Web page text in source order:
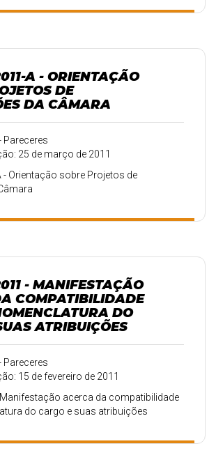
A - ORIENTAÇÃO
DE
DA CÂMARA
Pareceres
25 de março de 2011
- Orientação sobre Projetos de
- MANIFESTAÇÃO
COMPATIBILIDADE
DO
ATRIBUIÇÕES
Pareceres
15 de fevereiro de 2011
acerca da compatibilidade
do cargo e suas atribuições